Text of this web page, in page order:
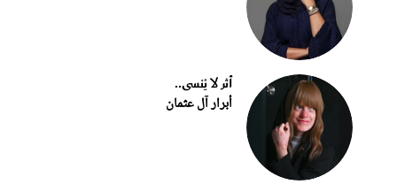
أثر لا يُنسى..
أبرار آل عثمان